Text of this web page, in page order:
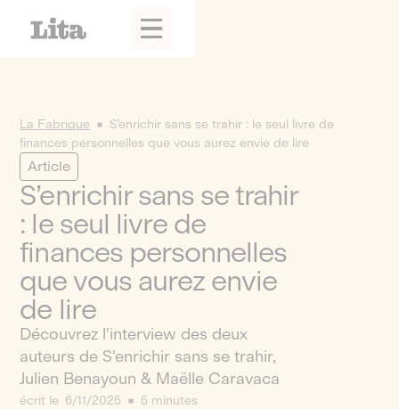
La Fabrique
S’enrichir sans se trahir : le seul livre de
finances personnelles que vous aurez envie de lire
Article
S’enrichir sans se trahir
: le seul livre de
finances personnelles
que vous aurez envie
de lire
Découvrez l'interview des deux
auteurs de S'enrichir sans se trahir,
Julien Benayoun & Maëlle Caravaca
écrit le 6/11/2025
5 minutes